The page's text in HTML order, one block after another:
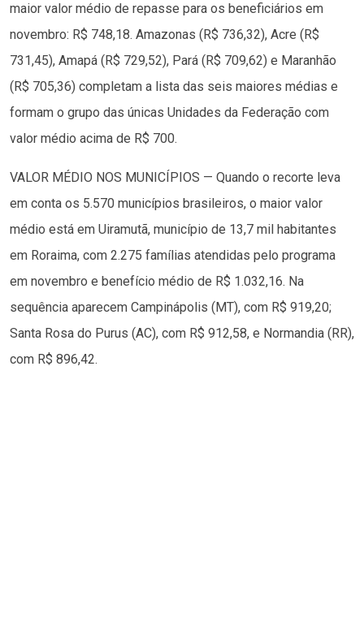
maior valor médio de repasse para os beneficiários em
novembro: R$ 748,18. Amazonas (R$ 736,32), Acre (R$
731,45), Amapá (R$ 729,52), Pará (R$ 709,62) e Maranhão
(R$ 705,36) completam a lista das seis maiores médias e
formam o grupo das únicas Unidades da Federação com
valor médio acima de R$ 700.
VALOR MÉDIO NOS MUNICÍPIOS — Quando o recorte leva
em conta os 5.570 municípios brasileiros, o maior valor
médio está em Uiramutã, município de 13,7 mil habitantes
em Roraima, com 2.275 famílias atendidas pelo programa
em novembro e benefício médio de R$ 1.032,16. Na
sequência aparecem Campinápolis (MT), com R$ 919,20;
Santa Rosa do Purus (AC), com R$ 912,58, e Normandia (RR),
com R$ 896,42.